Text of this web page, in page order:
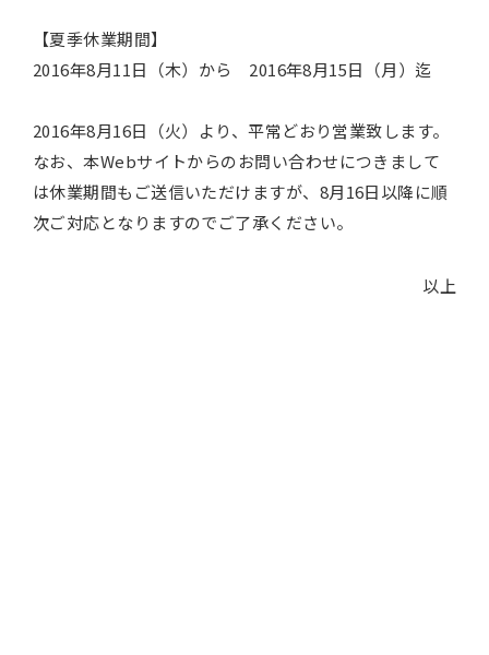
【夏季休業期間】
2016年8月11日（木）から 2016年8月15日（月）迄
2016年8月16日（火）より、平常どおり営業致します。
なお、本Webサイトからのお問い合わせにつきまして
は休業期間もご送信いただけますが、8月16日以降に順
次ご対応となりますのでご了承ください。
以上